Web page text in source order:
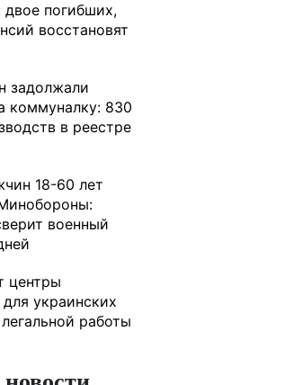
двое погибших,
восстановят
задолжали
коммуналку: 830
в реестре
18-60 лет
военный
центры
украинских
работы